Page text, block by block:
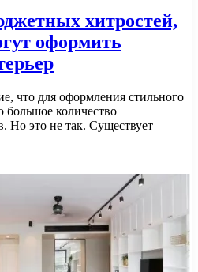
хитростей,
оформить
что для оформления стильного
большое количество
Но это не так. Существует